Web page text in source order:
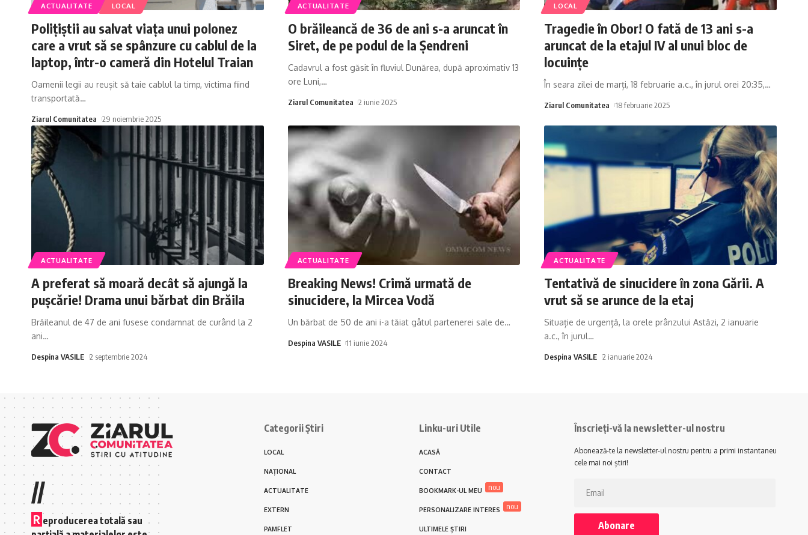
ACTUALITATE LOCAL
Polițiștii au salvat viața unui polonez
care a vrut să se spânzure cu cablul de la
laptop, într-o cameră din Hotelul Traian
Oamenii legii au reușit să taie cablul la timp, victima fiind
transportată…
Ziarul Comunitatea 29 noiembrie 2025
ACTUALITATE
O brăileancă de 36 de ani s-a aruncat în
Siret, de pe podul de la Șendreni
Cadavrul a fost găsit în fluviul Dunărea, după aproximativ 13
ore Luni,…
Ziarul Comunitatea 2 iunie 2025
LOCAL
Tragedie în Obor! O fată de 13 ani s-a
aruncat de la etajul IV al unui bloc de
locuințe
În seara zilei de marți, 18 februarie a.c., în jurul orei 20:35,…
Ziarul Comunitatea 18 februarie 2025
ACTUALITATE
A preferat să moară decât să ajungă la
pușcărie! Drama unui bărbat din Brăila
Brăileanul de 47 de ani fusese condamnat de curând la 2
ani…
Despina VASILE 2 septembrie 2024
ACTUALITATE
Breaking News! Crimă urmată de
sinucidere, la Mircea Vodă
Un bărbat de 50 de ani i-a tăiat gâtul partenerei sale de…
Despina VASILE 11 iunie 2024
ACTUALITATE
Tentativă de sinucidere în zona Gării. A
vrut să se arunce de la etaj
Situație de urgență, la orele prânzului Astăzi, 2 ianuarie
a.c., în jurul…
Despina VASILE 2 ianuarie 2024
//
R eproducerea totală sau
Categorii Știri
LOCAL
NAȚIONAL
ACTUALITATE
EXTERN
PAMFLET
Linku-uri Utile
ACASĂ
CONTACT
BOOKMARK-UL MEU nou
PERSONALIZARE INTERES nou
ULTIMELE ȘTIRI
Înscrieți-vă la newsletter-ul nostru
Abonează-te la newsletter-ul nostru pentru a primi instantaneu
cele mai noi știri!